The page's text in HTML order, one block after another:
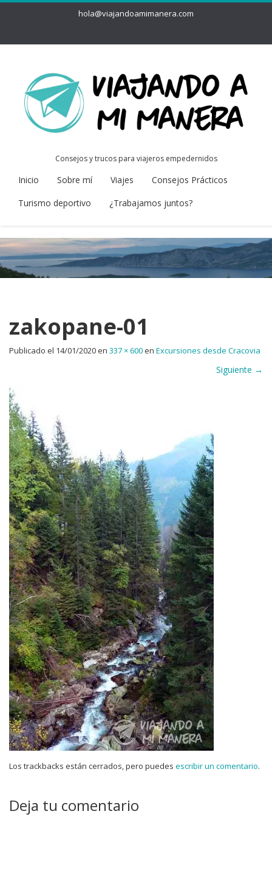
hola@viajandoamimanera.com
Consejos y trucos para viajeros empedernidos
Inicio Sobre mí Viajes
Consejos Prácticos
Turismo deportivo
¿Trabajamos juntos?
zakopane-01
Publicado el 14/01/2020en 337 × 600en Excursiones desde Cracovia
Siguiente →
Los trackbacks están cerrados, pero puedes escribir un comentario.
Deja tu comentario